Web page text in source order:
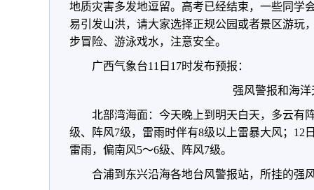
地质灾害多发地逗留。高考已经结束，一些同学
易引发山洪，请大家选择正规公园或者景区游玩
步冒险、游泳戏水，注意安全。
广西气象台11日17时发布预报：
强风警报和海洋
北部湾海面：今天晚上到明天白天，多云有
级、阵风7级，雷雨时伴有8级以上雷暴大风；12
雷雨，偏南风5～6级、阵风7级。
合浦到东兴沿海各地台风警报站，所挂的强